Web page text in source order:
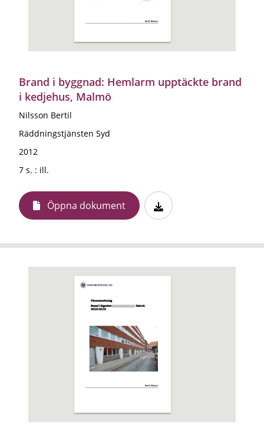
Brand i byggnad: Hemlarm upptäckte brand
i kedjehus, Malmö
Nilsson Bertil
Räddningstjänsten Syd
2012
7 s. : ill.
Öppna dokument